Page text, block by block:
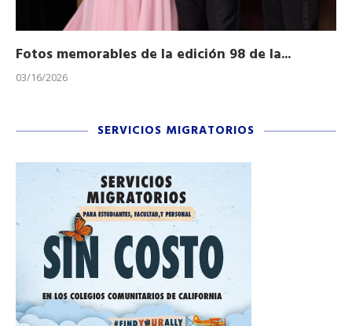
Fotos memorables de la edición 98 de la...
03/16/2026
SERVICIOS MIGRATORIOS